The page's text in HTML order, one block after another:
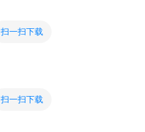
扫一扫下载
扫一扫下载